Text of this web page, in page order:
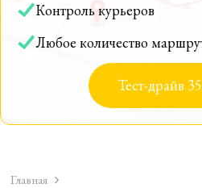
Контроль курьеров
Любое количество
Тест-драйв
Главная